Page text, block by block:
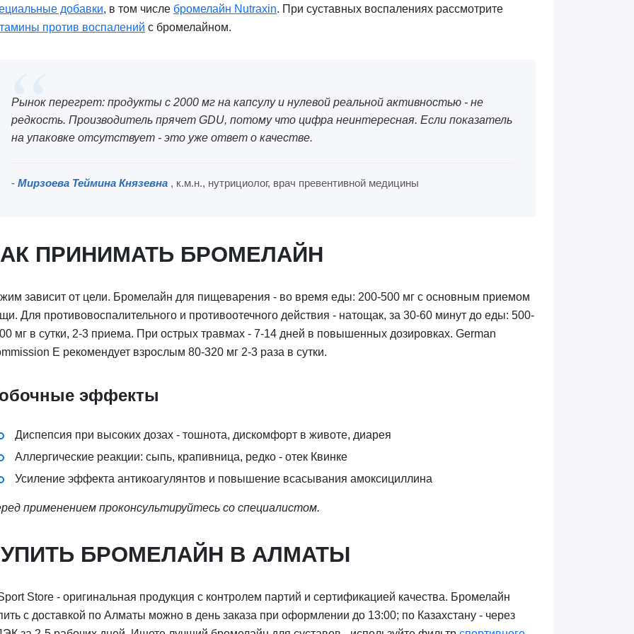
добавки, в том числе бромелайн Nutraxin. При суставных воспалениях рассмотрите
против воспалений с бромелайном.
Рынок перегрет: продукты с 2000 мг на капсулу и нулевой реальной активностью - не
редкость. Производитель прячет GDU, потому что цифра неинтересная. Если показатель
на упаковке отсутствует - это уже ответ о качестве.
- Мирзоева Теймина Князевна , к.м.н., нутрициолог, врач превентивной медицины
ПРИНИМАТЬ БРОМЕЛАЙН
зависит от цели. Бромелайн для пищеварения - во время еды: 200-500 мг с основным приемом
Для противовоспалительного и противоотечного действия - натощак, за 30-60 минут до еды: 500-
мг в сутки, 2-3 приема. При острых травмах - 7-14 дней в повышенных дозировках. German
E рекомендует взрослым 80-320 мг 2-3 раза в сутки.
эффекты
Диспепсия при высоких дозах - тошнота, дискомфорт в животе, диарея
Аллергические реакции: сыпь, крапивница, редко - отек Квинке
Усиление эффекта антикоагулянтов и повышение всасывания амоксициллина
применением проконсультируйтесь со специалистом.
БРОМЕЛАЙН В АЛМАТЫ
Store - оригинальная продукция с контролем партий и сертификацией качества. Бромелайн
с доставкой по Алматы можно в день заказа при оформлении до 13:00; по Казахстану - через